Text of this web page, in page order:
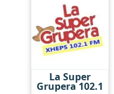
La Super
Grupera 102.1